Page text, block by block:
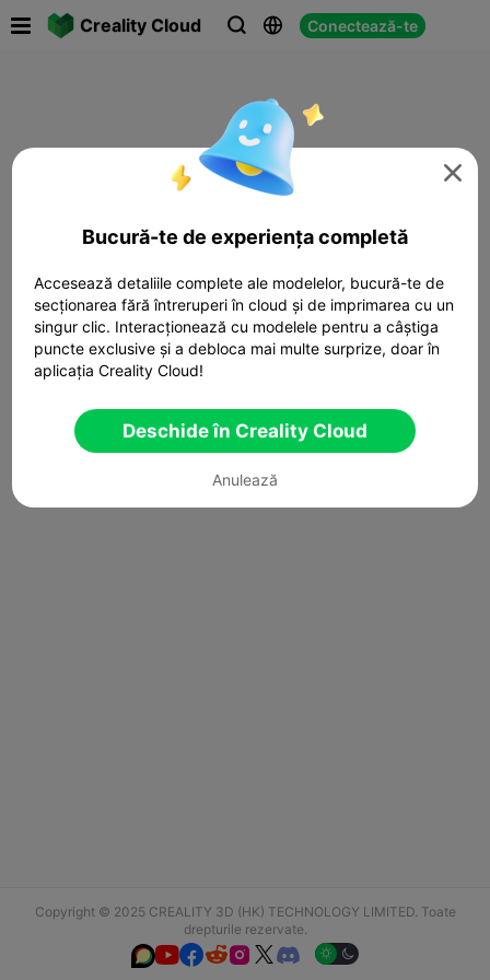
Creality Cloud   Conectează-te
Copyright © 2025 CREALITY 3D (HK) TECHNOLOGY LIMITED. Toate
drepturile rezervate.
  

Bucură-te de experiența completă
Accesează detaliile complete ale modelelor, bucură-te de
secționarea fără întreruperi în cloud și de imprimarea cu un
singur clic. Interacționează cu modelele pentru a câștiga
puncte exclusive și a debloca mai multe surprize, doar în
aplicația Creality Cloud!
Deschide în Creality Cloud
Anulează